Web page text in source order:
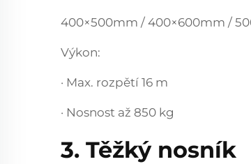
400×500mm / 400×600mm /
Výkon:
· Max. rozpětí 16 m
· Nosnost až 850 kg
3. Těžký nosník